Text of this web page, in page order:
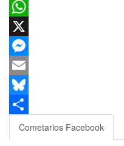
Facebook
WhatsApp
X
Messenger
Email
Bluesky
Compartir
Cometarios Facebook